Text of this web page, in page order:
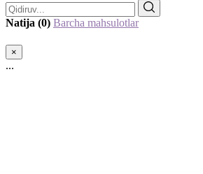
Natija (0) Barcha mahsulotlar
×
...